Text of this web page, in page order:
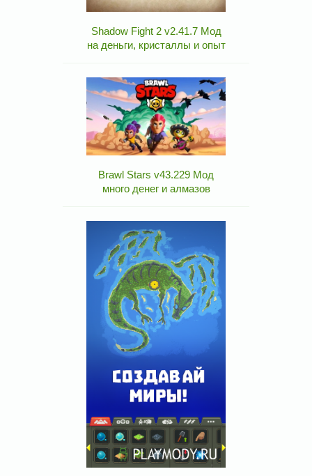
Shadow Fight 2 v2.41.7 Мод
на деньги, кристаллы и опыт
Brawl Stars v43.229 Мод
много денег и алмазов